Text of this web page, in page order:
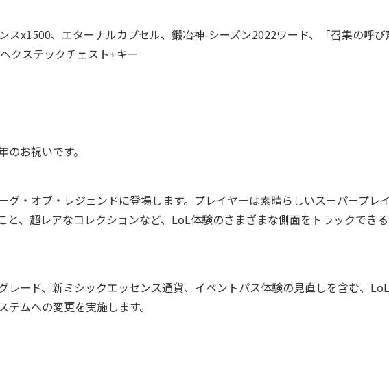
スx1500、エターナルカプセル、鍛冶神-シーズン2022ワード、「召集の呼び
クステックチェスト+キー
お祝いです。
・オブ・レジェンドに登場します。プレイヤーは素晴らしいスーパープレ
と、超レアなコレクションなど、LoL体験のさまざまな側面をトラックでき
ード、新ミシックエッセンス通貨、イベントパス体験の見直しを含む、
ムへの変更を実施します。